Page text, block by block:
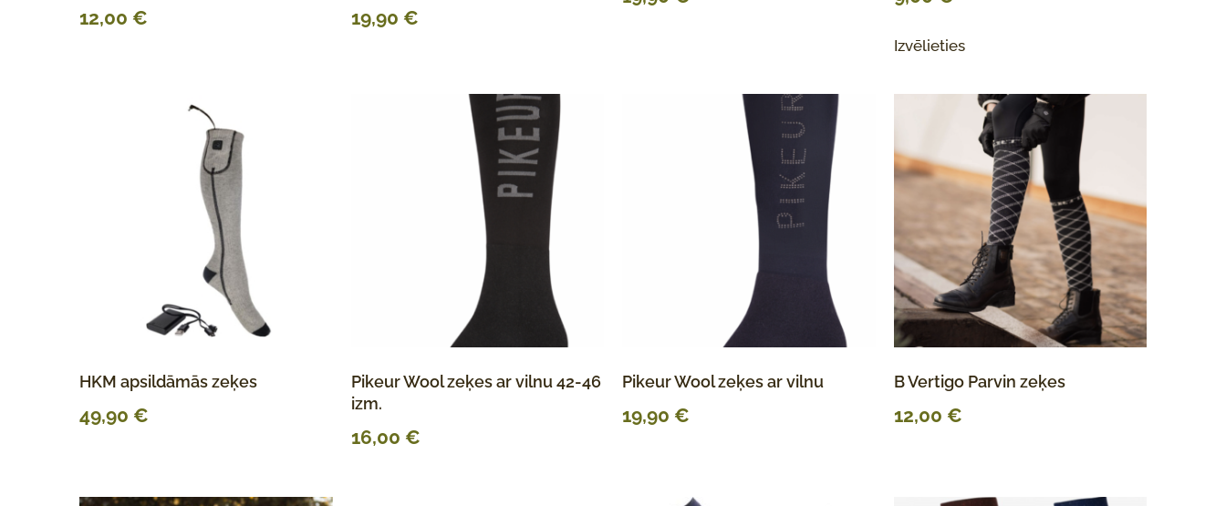
12,00 € 19,90 €
Izvēlieties
HKM apsildāmās zeķes
49,90 €
Pikeur Wool zeķes ar vilnu 42-46
izm.
16,00 €
Pikeur Wool zeķes ar vilnu
19,90 €
B Vertigo Parvin zeķes
12,00 €